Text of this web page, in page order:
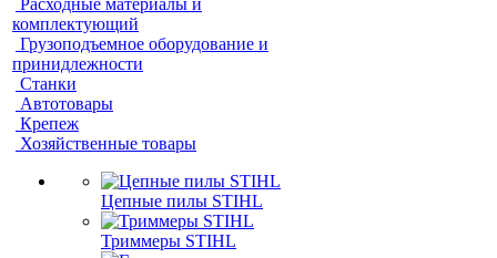
Расходные материалы и
комплектующий
Грузоподъемное оборудование и
принидлежности
Станки
Автотовары
Крепеж
Хозяйственные товары
Цепные пилы STIHL
Триммеры STIHL